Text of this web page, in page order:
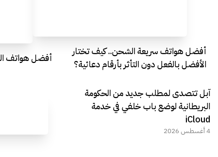
أفضل هواتف سريعة الشحن.. كيف تختار
الأفضل بالفعل دون التأثر بأرقام دعائية؟
أفضل هواتف
آبل تتصدى لمطلب جديد من الحكومة
البريطانية لوضع باب خلفي في خدمة
iCloud
4 أغسطس 2026